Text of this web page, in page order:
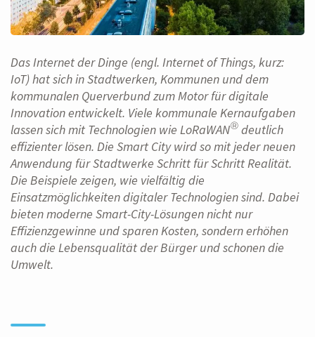
Das Internet der Dinge (engl. Internet of Things, kurz:
IoT) hat sich in Stadtwerken, Kommunen und dem
kommunalen Querverbund zum Motor für digitale
Innovation entwickelt. Viele kommunale Kernaufgaben
lassen sich mit Technologien wie LoRaWAN® deutlich
effizienter lösen. Die Smart City wird so mit jeder neuen
Anwendung für Stadtwerke Schritt für Schritt Realität.
Die Beispiele zeigen, wie vielfältig die
Einsatzmöglichkeiten digitaler Technologien sind. Dabei
bieten moderne Smart-City-Lösungen nicht nur
Effizienzgewinne und sparen Kosten, sondern erhöhen
auch die Lebensqualität der Bürger und schonen die
Umwelt.